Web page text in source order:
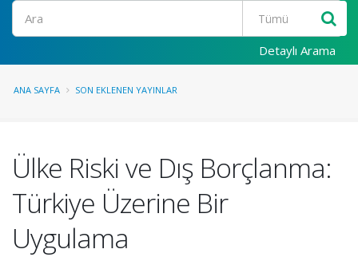
Ara
Detaylı Arama
ANA SAYFA SON EKLENEN YAYINLAR
Ülke Riski ve Dış Borçlanma:
Türkiye Üzerine Bir
Uygulama